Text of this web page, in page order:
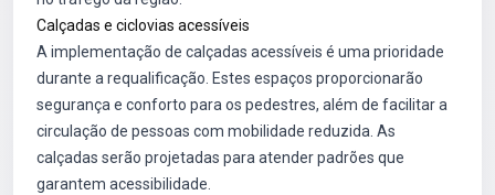
Calçadas e ciclovias acessíveis
A implementação de calçadas acessíveis é uma prioridade
durante a requalificação. Estes espaços proporcionarão
segurança e conforto para os pedestres, além de facilitar a
circulação de pessoas com mobilidade reduzida. As
calçadas serão projetadas para atender padrões que
garantem acessibilidade.